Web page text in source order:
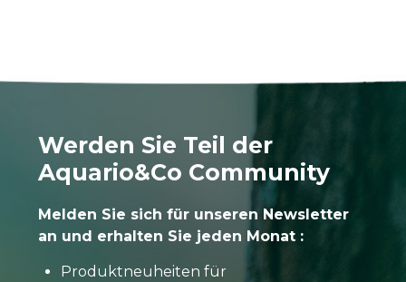
Werden Sie Teil der
Aquario&Co Community
Melden Sie sich für unseren Newsletter
an und erhalten Sie jeden Monat :
Produktneuheiten für